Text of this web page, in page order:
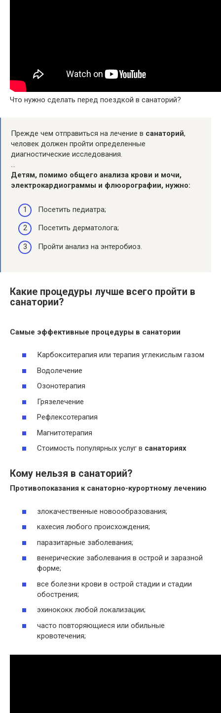
Что нужно сделать перед поездкой в санаторий?
Прежде чем отправиться на лечение в санаторий,
человек должен пройти определенные
диагностические исследования.
…
Детям, помимо общего анализа крови и мочи,
электрокардиограммы и флюорографии, нужно:
Посетить педиатра;
Посетить дерматолога;
Пройти анализ на энтеробиоз.
Какие процедуры лучше всего пройти в
санатории?
Самые эффективные процедуры в санатории
Карбокситерапия или терапия углекислым газом
Водолечение
Озонотерапия
Грязелечение
Рефлексотерапия
Магнитотерапия
Стоимость популярных услуг в санаториях
Кому нельзя в санаторий?
Противопоказания к санаторно-курортному лечению
злокачественные новоообразования;
кахесия любого происхождения;
паразитарные заболевания;
венерические заболевания в острой и заразной
форме;
все болезни крови в острой стадии и стадии
обострения;
эхинококк любой локализации;
часто повторяющиеся или обильные
кровотечения;